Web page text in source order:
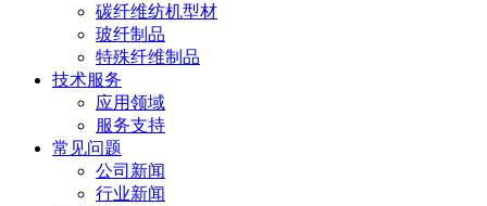
碳纤维纺机型材
玻纤制品
特殊纤维制品
技术服务
应用领域
服务支持
常见问题
公司新闻
行业新闻